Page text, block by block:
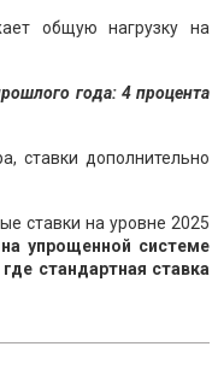
общую нагрузку на
года: 4 процента
ставки дополнительно
ставки на уровне 2025
упрощенной системе
стандартная ставка